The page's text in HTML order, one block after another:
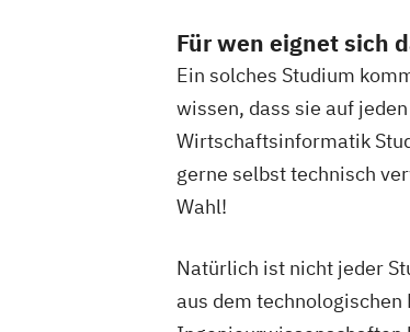
Für wen eignet sich
Ein solches Studium
wissen, dass sie auf
Wirtschaftsinformatik
gerne selbst technisch
Wahl!
Natürlich ist nicht jeder
aus dem